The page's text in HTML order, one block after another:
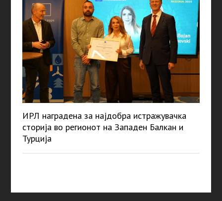
ИРЛ наградена за најдобра истражувачка
сторија во регионот на Западен Балкан и
Турција